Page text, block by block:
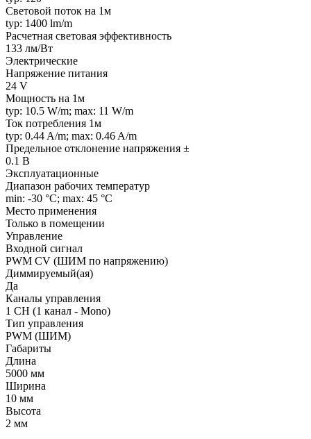
Световой поток на 1м
typ: 1400 lm/m
Расчетная световая эффективность
133 лм/Вт
Электрические
Напряжение питания
24 V
Мощность на 1м
typ: 10.5 W/m; max: 11 W/m
Ток потребления 1м
typ: 0.44 A/m; max: 0.46 A/m
Предельное отклонение напряжения ±
0.1 В
Эксплуатационные
Диапазон рабочих температур
min: -30 °C; max: 45 °C
Место применения
Только в помещении
Управление
Входной сигнал
PWM СV (ШИМ по напряжению)
Диммируемый(ая)
Да
Каналы управления
1 CH (1 канал - Mono)
Тип управления
PWM (ШИМ)
Габариты
Длина
5000 мм
Ширина
10 мм
Высота
2 мм